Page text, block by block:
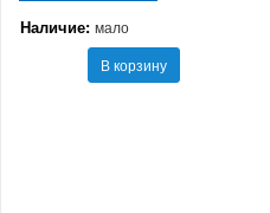
Наличие: мало
В корзину